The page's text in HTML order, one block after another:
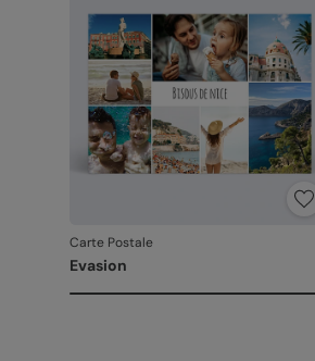
Carte Postale
Evasion